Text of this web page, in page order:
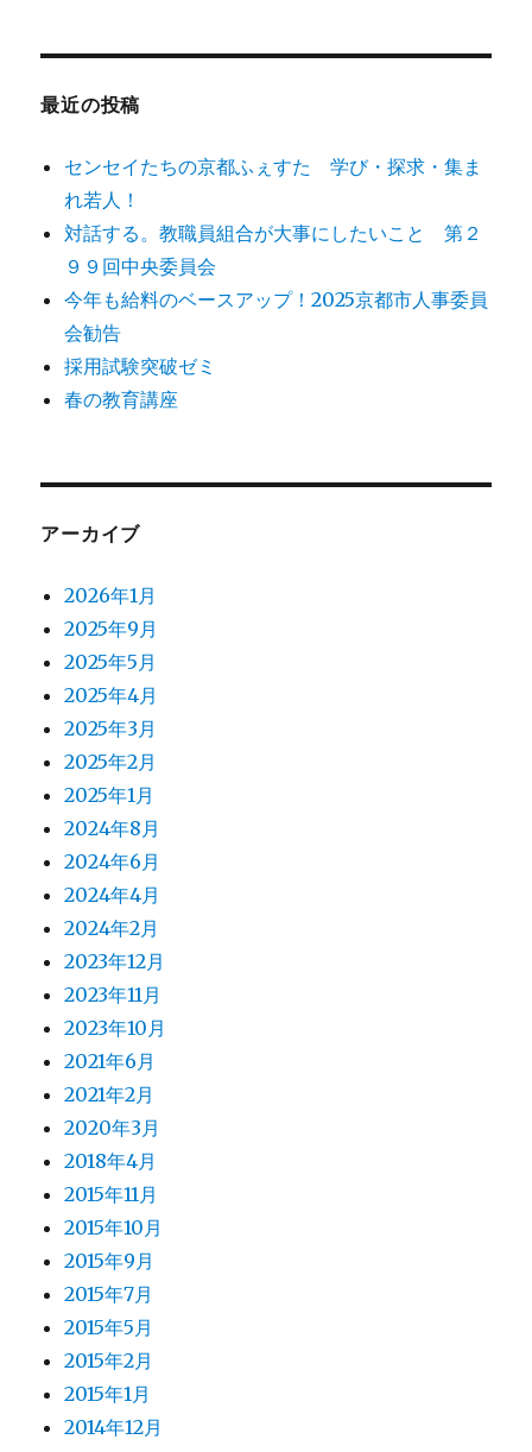
象:
最近の投稿
センセイたちの京都ふぇすた 学び・探求・集ま
れ若人！
対話する。教職員組合が大事にしたいこと 第２
９９回中央委員会
今年も給料のベースアップ！2025京都市人事委員
会勧告
採用試験突破ゼミ
春の教育講座
アーカイブ
2026年1月
2025年9月
2025年5月
2025年4月
2025年3月
2025年2月
2025年1月
2024年8月
2024年6月
2024年4月
2024年2月
2023年12月
2023年11月
2023年10月
2021年6月
2021年2月
2020年3月
2018年4月
2015年11月
2015年10月
2015年9月
2015年7月
2015年5月
2015年2月
2015年1月
2014年12月